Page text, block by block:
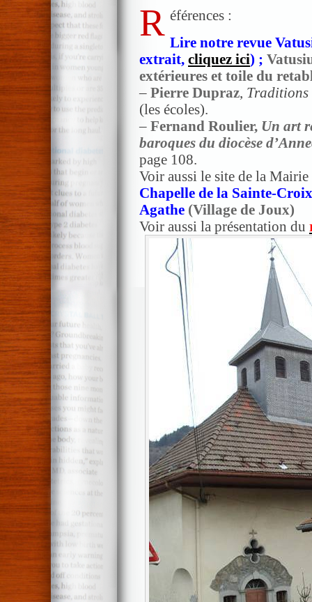
R éférences :
Lire notre revue
extrait, cliquez ici) ;
extérieures et toile du
– Pierre Dupraz, Traditions
(les écoles).
– Fernand Roulier, Un art
baroques du diocèse
page 108.
Voir aussi le site de la
Chapelle de la Sainte-
Agathe (Village de Joux)
Voir aussi la présentation du